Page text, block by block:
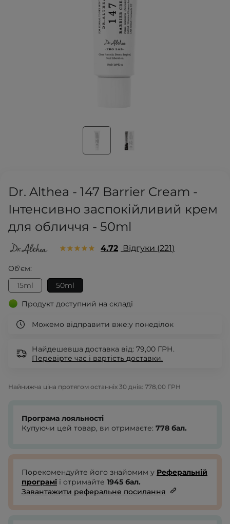
Dr. Althea - 147 Barrier Cream -
Інтенсивно заспокійливий крем
для обличчя - 50ml
4.72 Відгуки 221
Об'єм:
15ml
50ml
Продукт доступний на складі
Можемо відправити вже:у понеділок
Найдешевша доставка від: 79,00 ГРН.
Перевірте час і вартість доставки.
Найнижча ціна протягом останніх 30 днів: 778,00 ГРН
Програма лояльності
Купуючи цей товар, ви отримаєте: 778 бал.
Порекомендуйте його знайомим у Реферальній
програмі і отримайте 1945 бал.
Завантажити реферальне посилання